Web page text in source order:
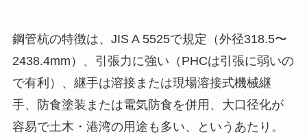
鋼管杭の特徴は、JIS A 5525で規定（外径318.5〜
2438.4mm）、引張力に強い（PHCは引張に弱いの
で有利）、継手は溶接または現場溶接式機械継
手、防食塗装または電気防食を併用、大口径化が
容易で土木・港湾の用途も多い、というあたり。